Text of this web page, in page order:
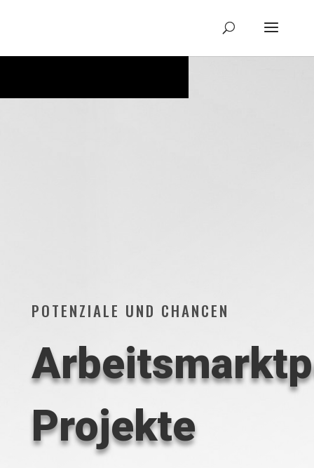
POTENZIALE UND CHANCEN
Projekte